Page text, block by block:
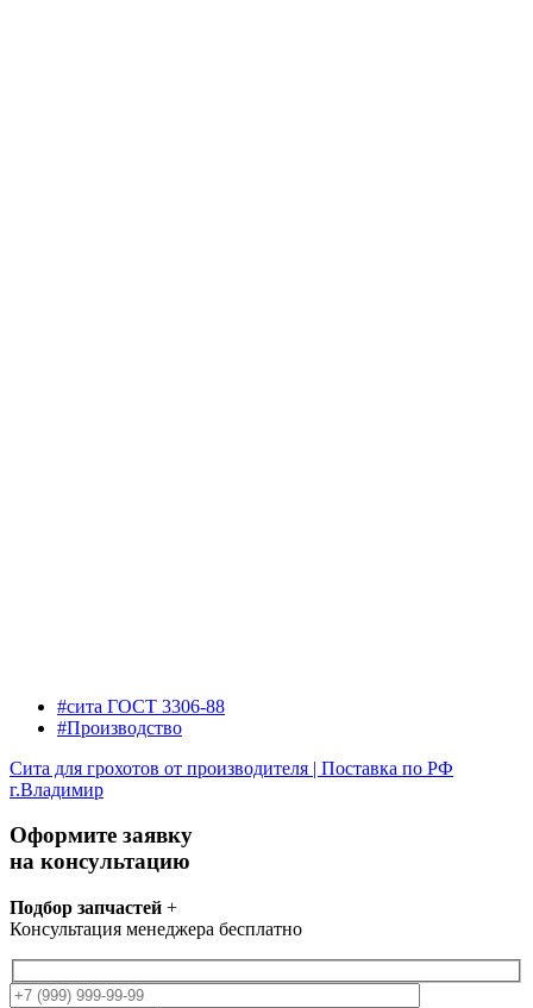
#сита ГОСТ 3306-88
#Производство
Сита для грохотов от производителя | Поставка по РФ
г.Владимир
Оформите заявку
на консультацию
Подбор запчастей +
Консультация менеджера бесплатно